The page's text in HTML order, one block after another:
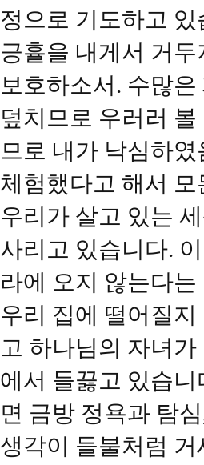
정으로 기도하고
긍휼을 내게서 거
보호하소서. 수많
덮치므로 우러러
므로 내가 낙심하
체험했다고 해서
우리가 살고 있는
사리고 있습니다.
라에 오지 않는다
우리 집에 떨어질
고 하나님의 자녀
에서 들끓고 있습
면 금방 정욕과 탐
생각이 들불처럼